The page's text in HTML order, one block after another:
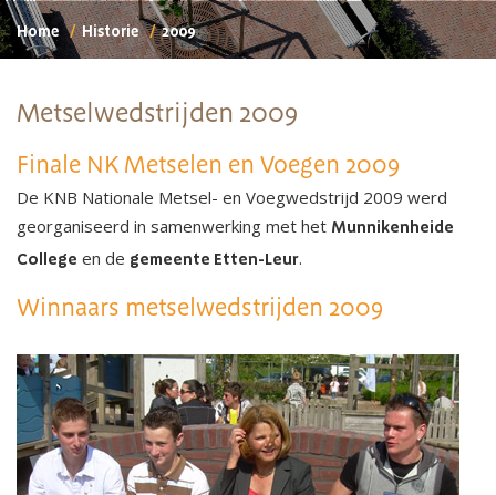
Home Historie 2009
Metselwedstrijden 2009
Finale NK Metselen en Voegen 2009
De KNB Nationale Metsel- en Voegwedstrijd 2009 werd
georganiseerd in samenwerking met het Munnikenheide
College en de gemeente Etten-Leur.
Winnaars metselwedstrijden 2009